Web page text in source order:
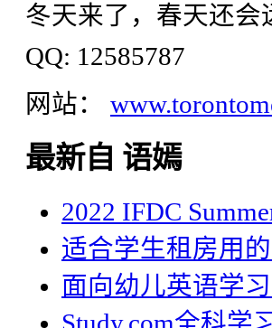
冬天来了，春天还会
QQ: 12585787
网站：
最新自 语嫣
2022 IFDC
适合学生租房用
面向幼儿英语学